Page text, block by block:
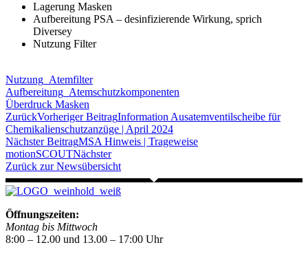
Lagerung Masken
Aufbereitung PSA – desinfizierende Wirkung, sprich
Diversey
Nutzung Filter
Nutzung_Atemfilter
Aufbereitung_Atemschutzkomponenten
Überdruck Masken
ZurückVorheriger BeitragInformation Ausatemventilscheibe für
Chemikalienschutzanzüge | April 2024
Nächster BeitragMSA Hinweis | Trageweise
motionSCOUTNächster
Zurück zur Newsübersicht
Öffnungszeiten:
Montag bis Mittwoch
8:00 – 12.00 und 13.00 – 17:00 Uhr